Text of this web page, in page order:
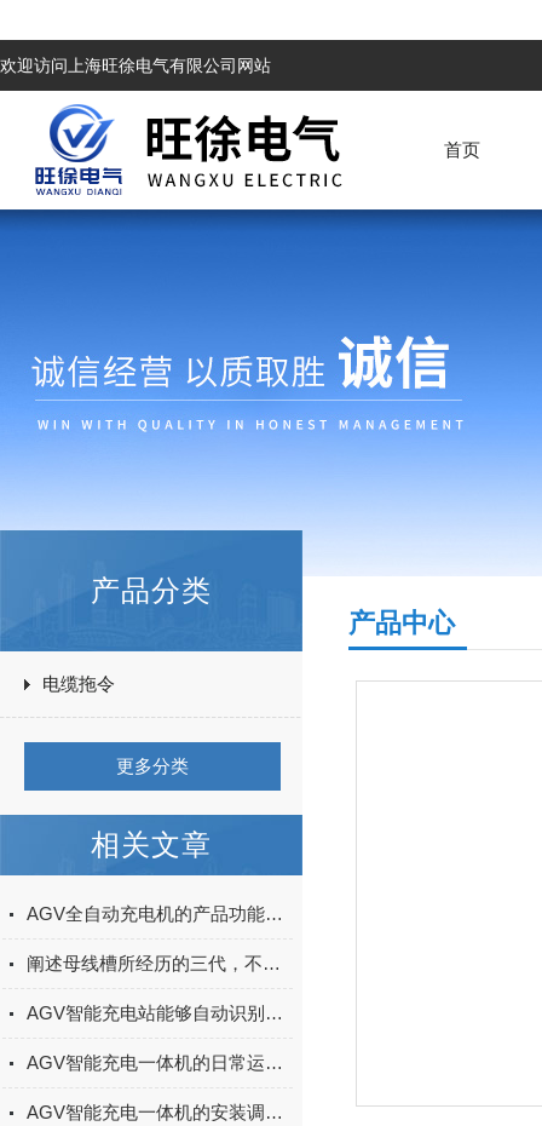
欢迎访问上海旺徐电气有限公司网站
首页
产品分类
电缆拖令
更多分类
相关文章
AGV全自动充电机的产品功能及主要特点你知道多少？
阐述母线槽所经历的三代，不得不涨的知识！
AGV智能充电站能够自动识别AGV的电量状态
AGV智能充电一体机的日常运维与常见故障诊断
AGV智能充电一体机的安装调试与对接AGV系统实操技巧
产品中心